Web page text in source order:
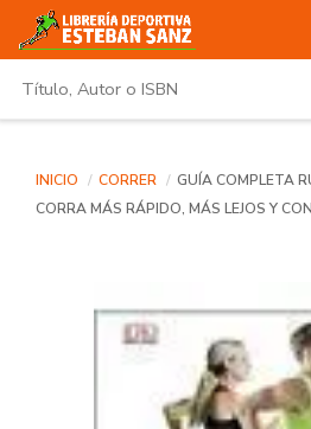
INICIO CORRER
GUÍA COMPLETA
CORRA MÁS RÁPIDO, MÁS LEJOS Y